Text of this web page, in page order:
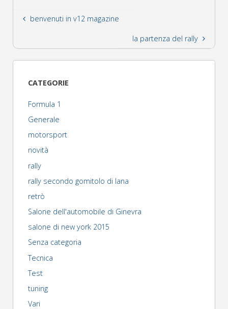
benvenuti in v12 magazine
la partenza del rally
CATEGORIE
Formula 1
Generale
motorsport
novità
rally
rally secondo gomitolo di lana
retrò
Salone dell'automobile di Ginevra
salone di new york 2015
Senza categoria
Tecnica
Test
tuning
Vari